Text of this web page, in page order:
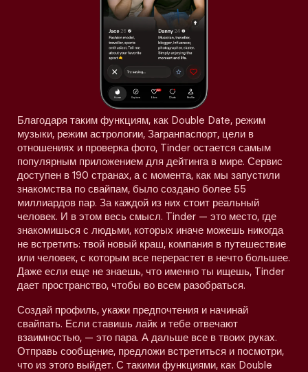
Благодаря таким функциям, как Double Date, режим
музыки, режим астрологии, Загранпаспорт, цели в
отношениях и проверка фото, Tinder остается самым
популярным приложением для дейтинга в мире. Сервис
доступен в 190 странах, а с момента, как мы запустили
знакомства по свайпам, было создано более 55
миллиардов пар. За каждой из них стоит реальный
человек. И в этом весь смысл. Tinder — это место, где
знакомишься с людьми, которых иначе можешь никогда
не встретить: твой новый краш, компания в путешествие
или человек, с которым все перерастет в нечто большее.
Даже если еще не знаешь, что именно ты ищешь, Tinder
дает пространство, чтобы во всем разобраться.
Создай профиль, укажи предпочтения и начинай
свайпать. Если ставишь лайк и тебе отвечают
взаимностью, — это пара. А дальше все в твоих руках.
Отправь сообщение, предложи встретиться и посмотри,
что из этого выйдет. С такими функциями, как Double